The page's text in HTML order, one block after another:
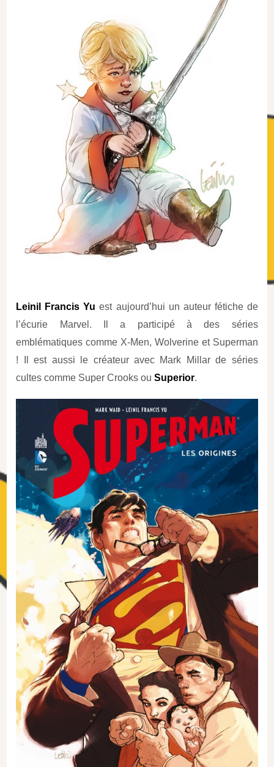
Leinil Francis Yu est aujourd’hui un auteur fétiche de
l’écurie Marvel. Il a participé à des séries
emblématiques comme X-Men, Wolverine et Superman
! Il est aussi le créateur avec Mark Millar de séries
cultes comme Super Crooks ouSuperior.